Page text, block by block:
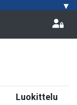
▾
Luokittelu